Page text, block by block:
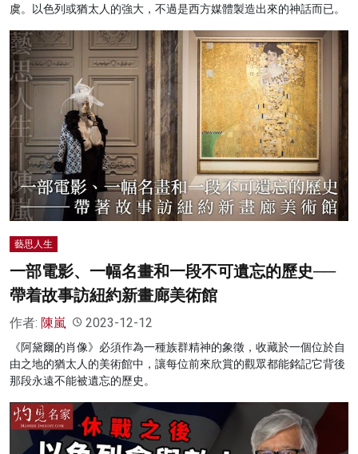
虞。以色列或猶太人的強大，不過是西方媒體製造出來的神話而已。
藝思人生
一部電影、一幅名畫和一段不可遺忘的歷史──
帶着故事訪紐約新畫廊美術館
作者: 陳嵐 2023-12-12
《阿黛爾的肖像》必須作為一種族群精神的象徵，收藏於一個位於自
由之地的猶太人的美術館中，讓每位前來欣賞的觀眾都能銘記它背後
那段永遠不能被遺忘的歷史。